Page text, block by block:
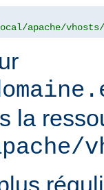
apache/vhosts/
la